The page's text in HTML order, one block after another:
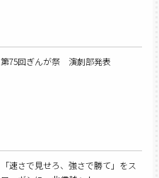
第75回ぎんが祭 演劇部発表
「速さで見せろ、強さで勝て」をス